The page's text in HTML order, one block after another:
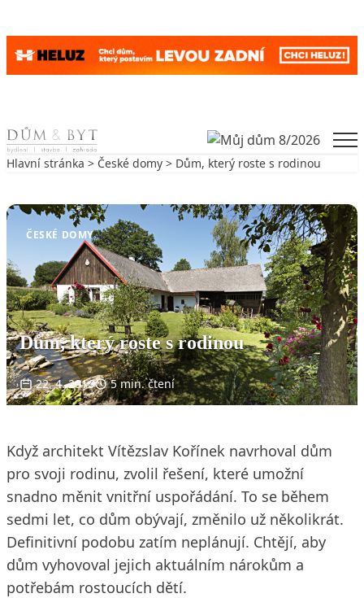
Skip to content
Hlavní stránka > České domy > Dům, který roste s rodinou
ČESKÉ DOMY
Dům, který roste s rodinou
22. 4. 2016 5 min. čtení
Když architekt Vítězslav Kořínek navrhoval dům
pro svoji rodinu, zvolil řešení, které umožní
snadno měnit vnitřní uspořádání. To se během
sedmi let, co dům obývají, změnilo už několikrát.
Definitivní podobu zatím neplánují. Chtějí, aby
dům vyhovoval jejich aktuálním nárokům a
potřebám rostoucích dětí.